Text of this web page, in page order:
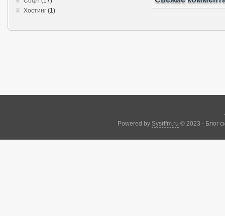
Хостинг (1)
Powered by Sysrtfm.ru © 2023 - Блог